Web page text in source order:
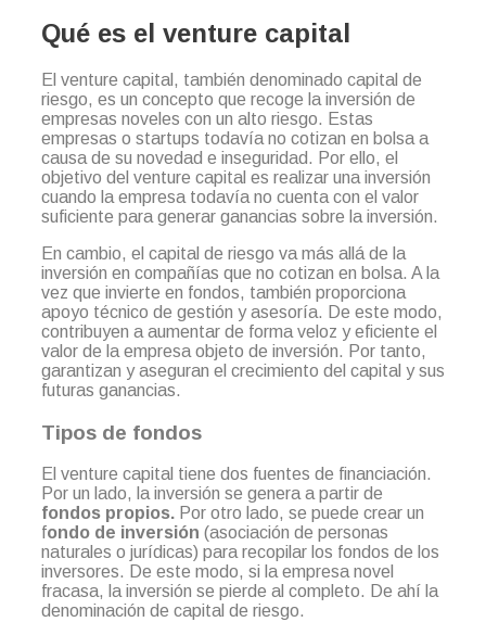
Qué es el venture capital
El venture capital, también denominado capital de
riesgo, es un concepto que recoge la inversión de
empresas noveles con un alto riesgo. Estas
empresas o startups todavía no cotizan en bolsa a
causa de su novedad e inseguridad. Por ello, el
objetivo del venture capital es realizar una inversión
cuando la empresa todavía no cuenta con el valor
suficiente para generar ganancias sobre la inversión.
En cambio, el capital de riesgo va más allá de la
inversión en compañías que no cotizan en bolsa. A la
vez que invierte en fondos, también proporciona
apoyo técnico de gestión y asesoría. De este modo,
contribuyen a aumentar de forma veloz y eficiente el
valor de la empresa objeto de inversión. Por tanto,
garantizan y aseguran el crecimiento del capital y sus
futuras ganancias.
Tipos de fondos
El venture capital tiene dos fuentes de financiación.
Por un lado, la inversión se genera a partir de
fondos propios. Por otro lado, se puede crear un
fondo de inversión (asociación de personas
naturales o jurídicas) para recopilar los fondos de los
inversores. De este modo, si la empresa novel
fracasa, la inversión se pierde al completo. De ahí la
denominación de capital de riesgo.